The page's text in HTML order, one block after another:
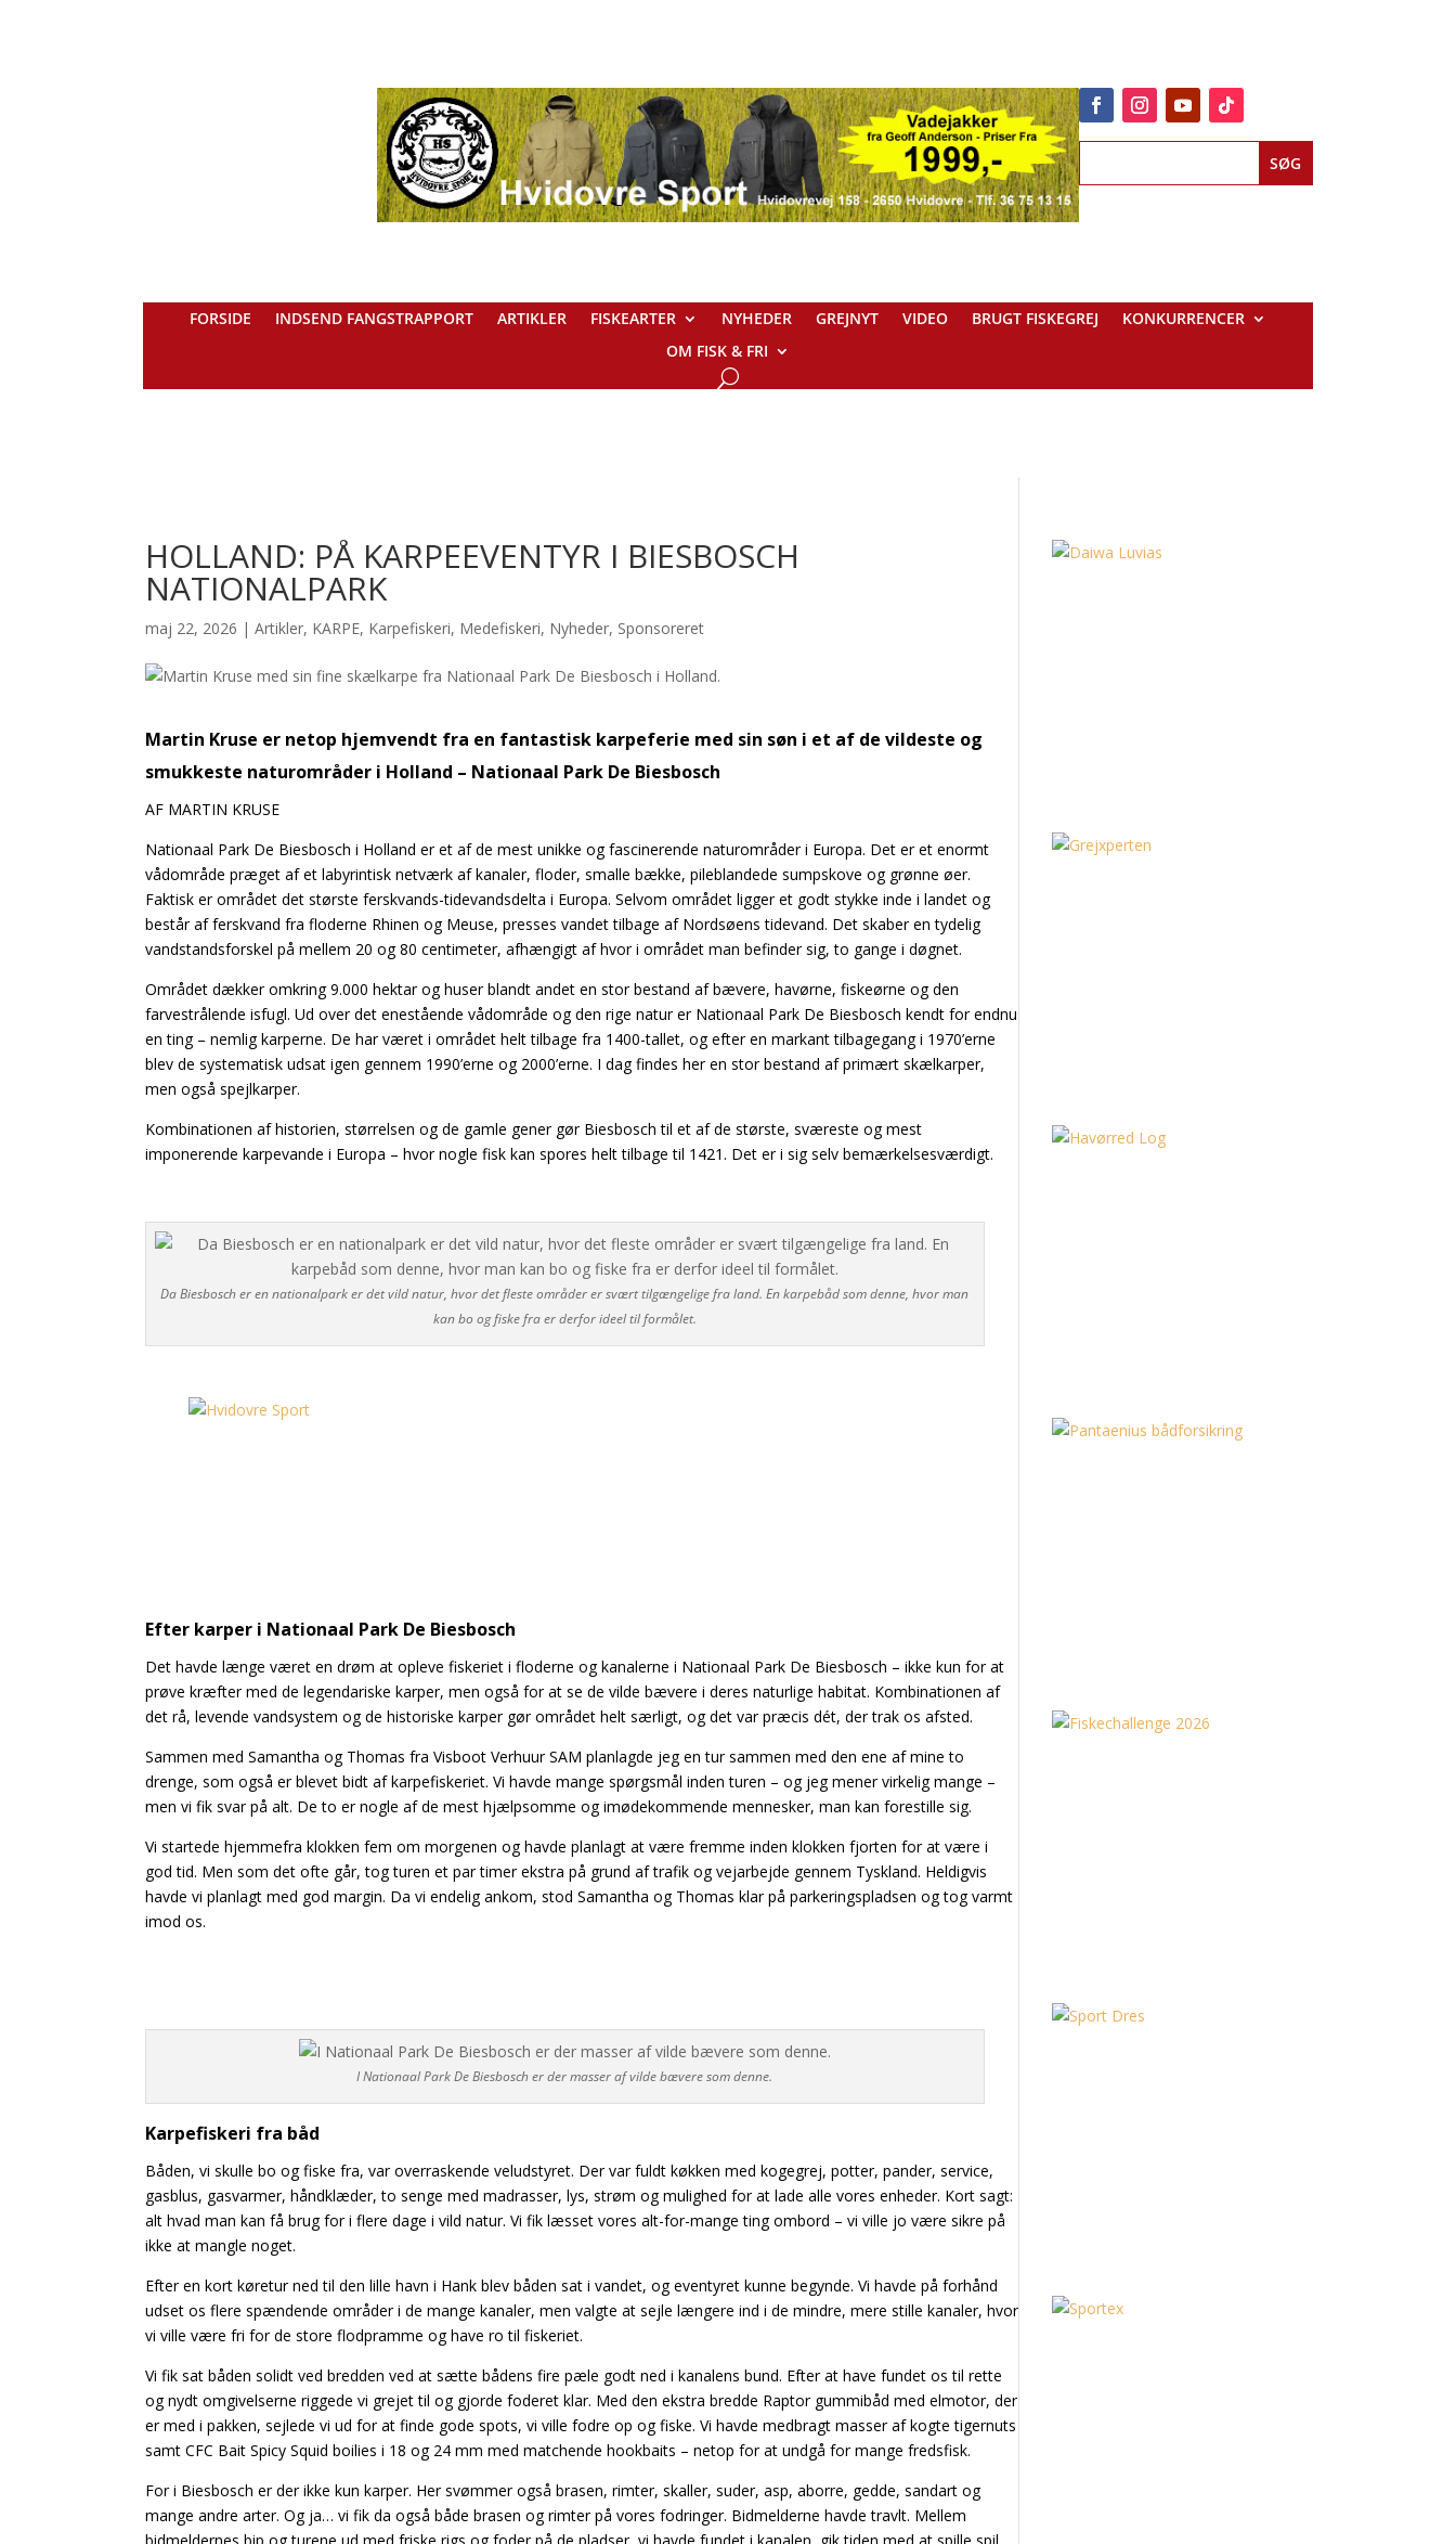
FORSIDE INDSEND FANGSTRAPPORT ARTIKLER FISKEARTER NYHEDER GREJNYT VIDEO BRUGT FISKEGREJ
KONKURRENCER
OM FISK & FRI
HOLLAND: PÅ KARPEEVENTYR I BIESBOSCH
NATIONALPARK
maj 22, 2026 |Artikler, KARPE, Karpefiskeri, Medefiskeri, Nyheder, Sponsoreret
Martin Kruse er netop hjemvendt fra en fantastisk karpeferie med sin søn i et af de vildeste og
smukkeste naturområder i Holland – Nationaal Park De Biesbosch
AF MARTIN KRUSE
Nationaal Park De Biesbosch i Holland er et af de mest unikke og fascinerende naturområder i Europa. Det er et enormt
vådområde præget af et labyrintisk netværk af kanaler, floder, smalle bække, pileblandede sumpskove og grønne øer.
Faktisk er området det største ferskvands-tidevandsdelta i Europa. Selvom området ligger et godt stykke inde i landet og
består af ferskvand fra floderne Rhinen og Meuse, presses vandet tilbage af Nordsøens tidevand. Det skaber en tydelig
vandstandsforskel på mellem 20 og 80 centimeter, afhængigt af hvor i området man befinder sig, to gange i døgnet.
Området dækker omkring 9.000 hektar og huser blandt andet en stor bestand af bævere, havørne, fiskeørne og den
farvestrålende isfugl. Ud over det enestående vådområde og den rige natur er Nationaal Park De Biesbosch kendt for endnu
en ting – nemlig karperne. De har været i området helt tilbage fra 1400-tallet, og efter en markant tilbagegang i 1970’erne
blev de systematisk udsat igen gennem 1990’erne og 2000’erne. I dag findes her en stor bestand af primært skælkarper,
men også spejlkarper.
Kombinationen af historien, størrelsen og de gamle gener gør Biesbosch til et af de største, sværeste og mest
imponerende karpevande i Europa – hvor nogle fisk kan spores helt tilbage til 1421. Det er i sig selv bemærkelsesværdigt.
Da Biesbosch er en nationalpark er det vild natur, hvor det fleste områder er svært tilgængelige fra land. En karpebåd som denne, hvor man
kan bo og fiske fra er derfor ideel til formålet.
Efter karper i Nationaal Park De Biesbosch
Det havde længe været en drøm at opleve fiskeriet i floderne og kanalerne i Nationaal Park De Biesbosch – ikke kun for at
prøve kræfter med de legendariske karper, men også for at se de vilde bævere i deres naturlige habitat. Kombinationen af
det rå, levende vandsystem og de historiske karper gør området helt særligt, og det var præcis dét, der trak os afsted.
Sammen med Samantha og Thomas fra Visboot Verhuur SAM planlagde jeg en tur sammen med den ene af mine to
drenge, som også er blevet bidt af karpefiskeriet. Vi havde mange spørgsmål inden turen – og jeg mener virkelig mange –
men vi fik svar på alt. De to er nogle af de mest hjælpsomme og imødekommende mennesker, man kan forestille sig.
Vi startede hjemmefra klokken fem om morgenen og havde planlagt at være fremme inden klokken fjorten for at være i
god tid. Men som det ofte går, tog turen et par timer ekstra på grund af trafik og vejarbejde gennem Tyskland. Heldigvis
havde vi planlagt med god margin. Da vi endelig ankom, stod Samantha og Thomas klar på parkeringspladsen og tog varmt
imod os.
I Nationaal Park De Biesbosch er der masser af vilde bævere som denne.
Karpefiskeri fra båd
Båden, vi skulle bo og fiske fra, var overraskende veludstyret. Der var fuldt køkken med kogegrej, potter, pander, service,
gasblus, gasvarmer, håndklæder, to senge med madrasser, lys, strøm og mulighed for at lade alle vores enheder. Kort sagt:
alt hvad man kan få brug for i flere dage i vild natur. Vi fik læsset vores alt-for-mange ting ombord – vi ville jo være sikre på
ikke at mangle noget.
Efter en kort køretur ned til den lille havn i Hank blev båden sat i vandet, og eventyret kunne begynde. Vi havde på forhånd
udset os flere spændende områder i de mange kanaler, men valgte at sejle længere ind i de mindre, mere stille kanaler, hvor
vi ville være fri for de store flodpramme og have ro til fiskeriet.
Vi fik sat båden solidt ved bredden ved at sætte bådens fire pæle godt ned i kanalens bund. Efter at have fundet os til rette
og nydt omgivelserne riggede vi grejet til og gjorde foderet klar. Med den ekstra bredde Raptor gummibåd med elmotor, der
er med i pakken, sejlede vi ud for at finde gode spots, vi ville fodre op og fiske. Vi havde medbragt masser af kogte tigernuts
samt CFC Bait Spicy Squid boilies i 18 og 24 mm med matchende hookbaits – netop for at undgå for mange fredsfisk.
For i Biesbosch er der ikke kun karper. Her svømmer også brasen, rimter, skaller, suder, asp, aborre, gedde, sandart og
mange andre arter. Og ja… vi fik da også både brasen og rimter på vores fodringer. Bidmelderne havde travlt. Mellem
bidmeldernes bip og turene ud med friske rigs og foder på de pladser, vi havde fundet i kanalen, gik tiden med at spille spil,